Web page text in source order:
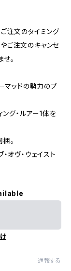
注文のタイミング
ご注文のキャンセ
。
マッドの勢力のプ
ング・ルアー1体を
。
オヴ・ウェイスト
通報する